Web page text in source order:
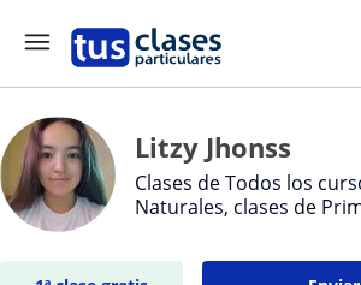
Litzy Jhonss
Clases de Todos los
Naturales, clases de